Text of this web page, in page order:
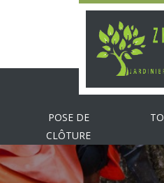
POSE DE
CLÔTURE